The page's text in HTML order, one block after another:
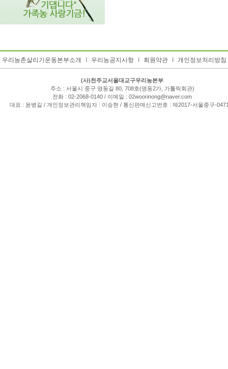
우리농촌살리기운동본부소개 우리농공지사항 회원약관 개인정보처리방침
(사)천주교서울대교구우리농본부
주소 : 서울시 중구 명동길 80, 708호(명동2가, 가톨릭회관)
전화 : 02-2068-0140 / 이메일 : 02woorinong@naver.com
대표 : 윤병길 / 개인정보관리책임자 : 이승현 / 통신판매신고번호 : 제2017-서울중구-